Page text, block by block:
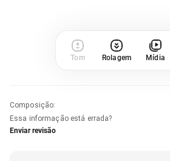
Tom Rolagem Mídia
Composição:
Essa informação está errada?
Enviar revisão